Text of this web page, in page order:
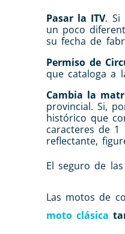
Pasar la ITV. Si
un poco
su fecha de
Permiso de
que cataloga a
Cambia la
provincial. Si,
histórico que
caracteres de
reflectante,
El seguro de
Las motos de
moto clásica